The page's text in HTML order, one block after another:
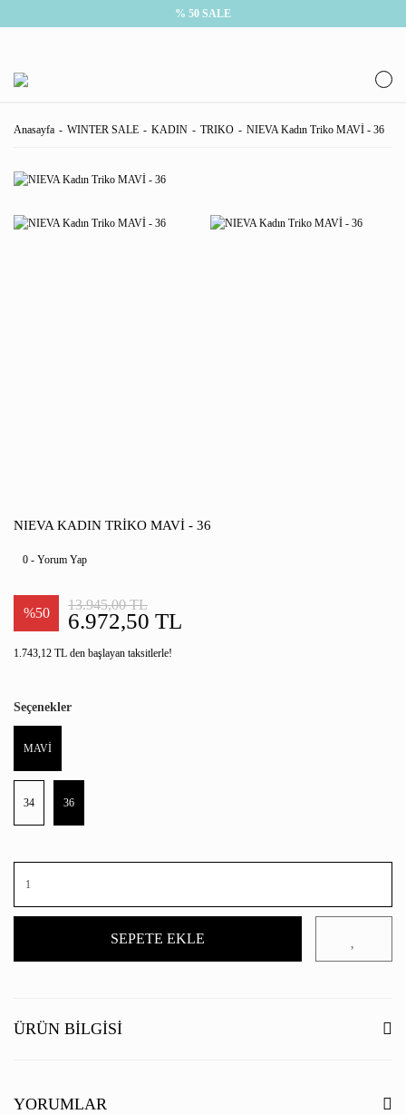
% 50 SALE
Anasayfa WINTER SALE KADIN TRIKO NIEVA Kadın Triko MAVİ - 36
NIEVA KADIN TRIKO MAVİ - 36
0 - Yorum Yap
%50 6.972,50 TL
13.945,00 TL
1.743,12 TL den başlayan taksitlerle!
Seçenekler
MAVİ
34 36
SEPETE EKLE
ÜRÜN BILGISI
YORUMLAR